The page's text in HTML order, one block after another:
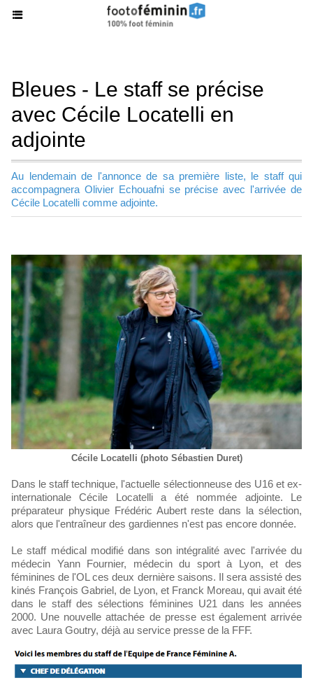
Bleues - Le staff se précise
avec Cécile Locatelli en
adjointe
Au lendemain de l'annonce de sa première liste, le staff qui
accompagnera Olivier Echouafni se précise avec l'arrivée de
Cécile Locatelli comme adjointe.
Cécile Locatelli (photo Sébastien Duret)
Dans le staff technique, l'actuelle sélectionneuse des U16 et ex-
internationale Cécile Locatelli a été nommée adjointe. Le
préparateur physique Frédéric Aubert reste dans la sélection,
alors que l'entraîneur des gardiennes n'est pas encore donnée.
Le staff médical modifié dans son intégralité avec l'arrivée du
médecin Yann Fournier, médecin du sport à Lyon, et des
féminines de l'OL ces deux dernière saisons. Il sera assisté des
kinés François Gabriel, de Lyon, et Franck Moreau, qui avait été
dans le staff des sélections féminines U21 dans les années
2000. Une nouvelle attachée de presse est également arrivée
avec Laura Goutry, déjà au service presse de la FFF.